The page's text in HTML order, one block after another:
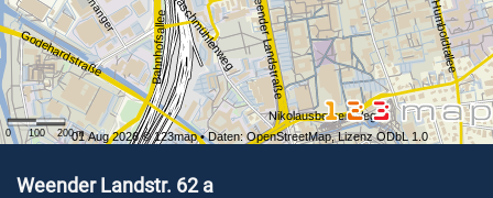
Weender Landstraße
Bahnhofsallee
Nikolausberger Weg
Godehardstraße Maschmühlenweg Humboldtallee
0 100 200 m
01 Aug 2026 ©123map• Daten:OpenStreetMap,Lizenz ODbL 1.0
Weender Landstr. 62 a